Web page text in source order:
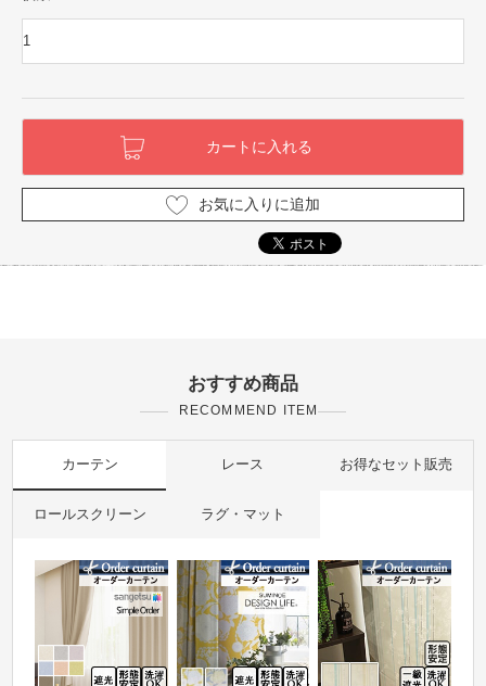
お気に入りに追加
おすすめ商品
RECOMMEND ITEM
カーテン レース お得なセット販売
ロールスクリーン ラグ・マット